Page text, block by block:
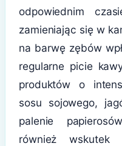
odpowiednim
zamieniając się w
na barwę zębów
regularne picie
produktów o
sosu sojowego,
palenie
również wskutek